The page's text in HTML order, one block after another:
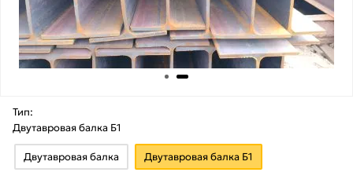
Тип:
Двутавровая балка Б1
Двутавровая балка Двутавровая балка Б1